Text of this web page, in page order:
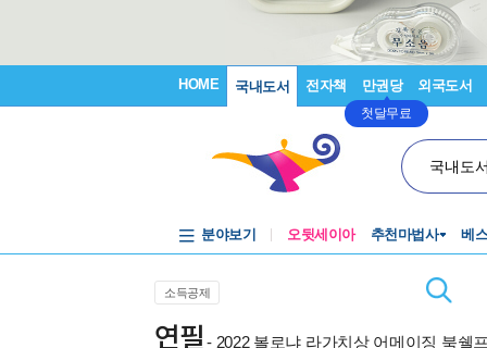
HOME 국내도서 전자책 만권당
첫달무료
외국도서
국내도
분야보기 오뒷세이아 추천마법사 베
소득공제
연필 - 2022 볼로냐 라가치상 어메이징 북쉘